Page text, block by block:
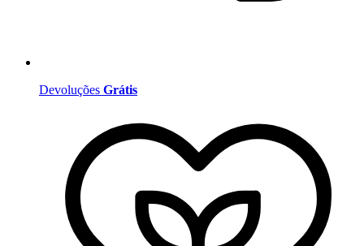
Devoluções Grátis